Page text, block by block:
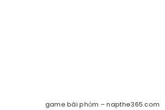
game bài phỏm – napthe365.com